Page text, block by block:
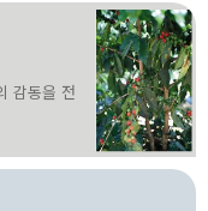
감동을 전